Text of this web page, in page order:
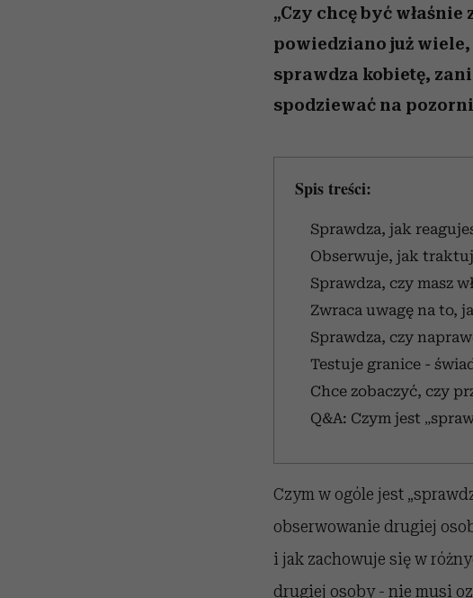
„Czy chcę być
powiedziano już
sprawdza kobietę,
spodziewać na
Spis treści:
Sprawdza, jak
Obserwuje, jak
Sprawdza, czy masz
Zwraca uwagę na to,
Sprawdza, czy
Testuje granice -
Chce zobaczyć, czy
Q&A: Czym jest
Czym w ogóle jest
obserwowanie drugiej
i jak zachowuje się w
drugiej osoby - nie musi